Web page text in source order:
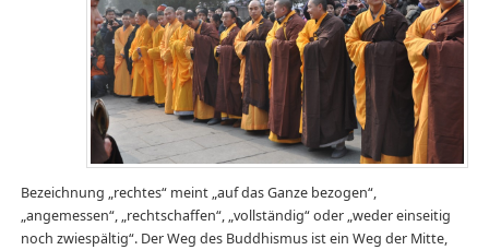
Bezeichnung „rechtes“ meint „auf das Ganze bezogen“,
„angemessen“, „rechtschaffen“, „vollständig“ oder „weder einseitig
noch zwiespältig“. Der Weg des Buddhismus ist ein Weg der Mitte,